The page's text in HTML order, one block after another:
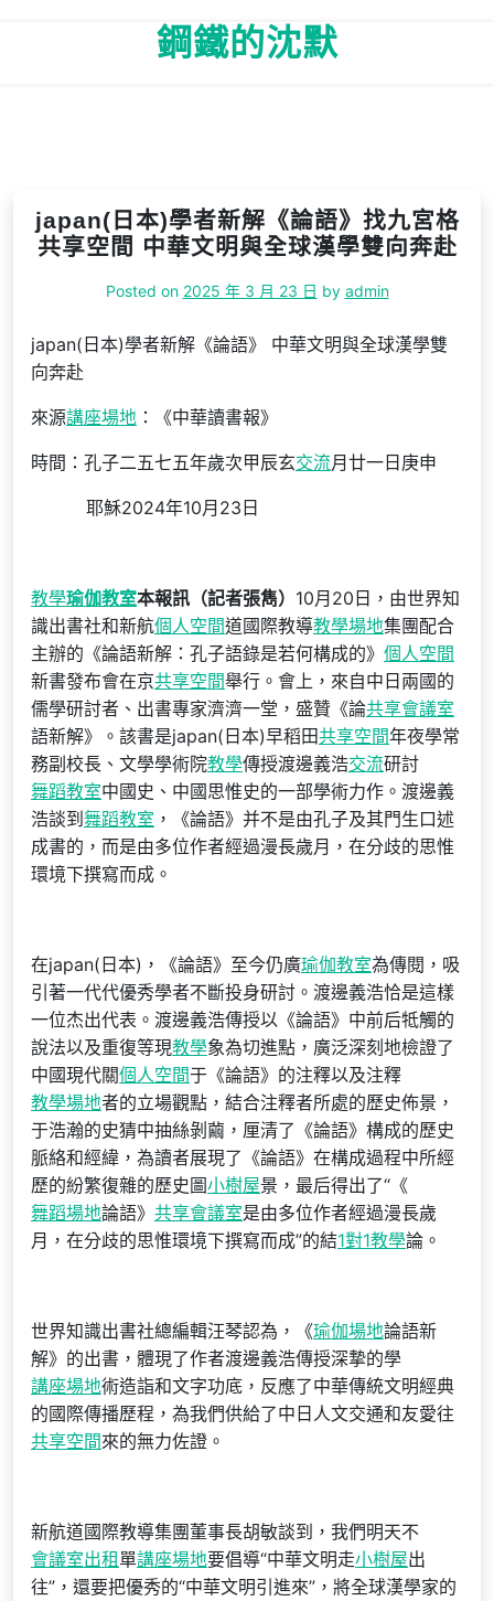
鋼鐵的沈默
japan(日本)學者新解《論語》找九宮格
共享空間 中華文明與全球漢學雙向奔赴
Posted on 2025 年 3 月 23 日 by admin
japan(日本)學者新解《論語》 中華文明與全球漢學雙
向奔赴
來源講座場地 ：《中華讀書報》
時間：孔子二五七五年歲次甲辰玄交流月廿一日庚申
耶穌2024年10月23日
教學瑜伽教室本報訊（記者張雋） 10月20日，由世界知
識出書社和新航個人空間道國際教導教學場地集團配合
主辦的《論語新解：孔子語錄是若何構成的》 個人空間
新書發布會在京共享空間舉行。會上，來自中日兩國的
儒學研討者、出書專家濟濟一堂，盛贊《論共享會議室
語新解》。該書是japan(日本)早稻田共享空間年夜學常
務副校長、文學學術院教學傳授渡邊義浩交流研討
舞蹈教室中國史、中國思惟史的一部學術力作。渡邊義
浩談到 舞蹈教室 ，《論語》并不是由孔子及其門生口述
成書的，而是由多位作者經過漫長歲月，在分歧的思惟
環境下撰寫而成。
在japan(日本)，《論語》至今仍廣瑜伽教室為傳閱，吸
引著一代代優秀學者不斷投身研討。渡邊義浩恰是這樣
一位杰出代表。渡邊義浩傳授以《論語》中前后牴觸的
說法以及重復等現教學象為切進點，廣泛深刻地檢證了
中國現代關個人空間于《論語》的注釋以及注釋
教學場地者的立場觀點，結合注釋者所處的歷史佈景，
于浩瀚的史猜中抽絲剝繭，厘清了《論語》構成的歷史
脈絡和經緯，為讀者展現了《論語》在構成過程中所經
歷的紛繁復雜的歷史圖小樹屋景，最后得出了“《
舞蹈場地論語》 共享會議室是由多位作者經過漫長歲
月，在分歧的思惟環境下撰寫而成”的結1對1教學論。
世界知識出書社總編輯汪琴認為，《瑜伽場地論語新
解》的出書，體現了作者渡邊義浩傳授深摯的學
講座場地術造詣和文字功底，反應了中華傳統文明經典
的國際傳播歷程，為我們供給了中日人文交通和友愛往
共享空間來的無力佐證。
新航道國際教導集團董事長胡敏談到，我們明天不
會議室出租 單講座場地要倡導“中華文明走小樹屋出
往”，還要把優秀的“中華文明引進來”，將全球漢學家的